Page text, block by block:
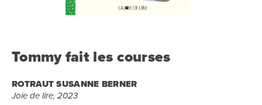
Tommy fait les courses
ROTRAUT SUSANNE BERNER
Joie de lire, 2023